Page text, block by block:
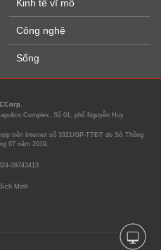
Kinh tế vĩ mô
Công nghệ
Sống
Complex, Số 01, phố Nguyễn Huy
trên internet số 3321/GP-TTĐT do Sở Thông
07 năm 2019.
39743413
Minh